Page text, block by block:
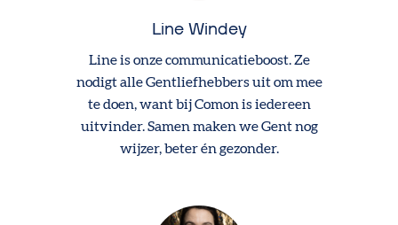
Line Windey
Line is onze communicatieboost. Ze
nodigt alle Gentliefhebbers uit om mee
te doen, want bij Comon is iedereen
uitvinder. Samen maken we Gent nog
wijzer, beter én gezonder.